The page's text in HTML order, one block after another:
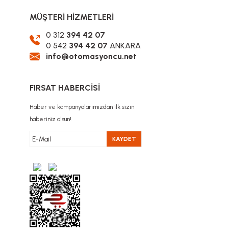
MÜŞTERİ HİZMETLERİ
0 312 394 42 07
0 542 394 42 07 ANKARA
info@otomasyoncu.net
FIRSAT HABERCİSİ
Haber ve kampanyalarımızdan ilk sizin
haberiniz olsun!
KAYDET